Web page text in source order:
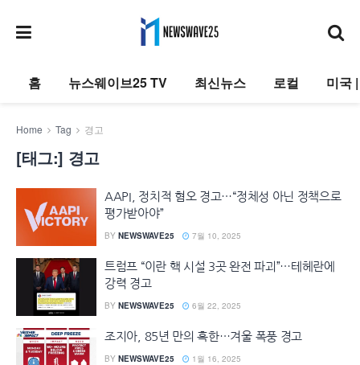
홈 뉴스웨이브25 TV 최신뉴스 로컬 미국
Home Tag 경고
[태그:] 경고
AAPI, 정치적 혐오 경고…“정체성 아닌 정책으로
평가받아야”
BY NEWSWAVE25 7월 10, 2025
트럼프 “이란 핵 시설 3곳 완전 파괴”…테헤란에
강력 경고
BY NEWSWAVE25 6월 22, 2025
조지아, 85년 만의 혹한…겨울 폭풍 경고
BY NEWSWAVE25 1월 16, 2025